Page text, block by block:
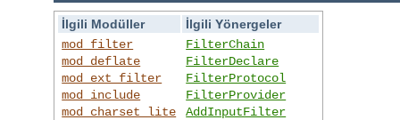
İlgili Modüller
İlgili Yönergeler
mod_filter
mod_deflate
mod_ext_filter
mod_include
mod_charset_lite
FilterChain
FilterDeclare
FilterProtocol
FilterProvider
AddInputFilter